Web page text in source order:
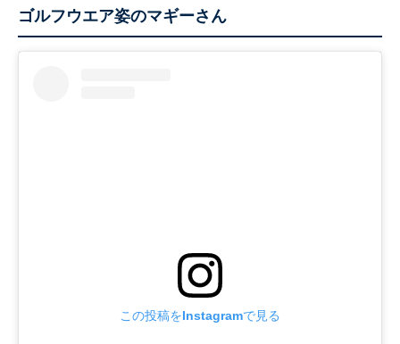
ゴルフウエア姿のマギーさん
この投稿をInstagramで見る